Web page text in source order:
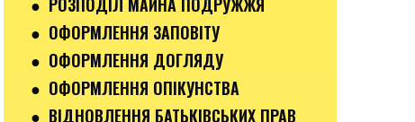
● ОФОРМЛЕННЯ ЗАПОВІТУ
● ОФОРМЛЕННЯ ДОГЛЯДУ
● ОФОРМЛЕННЯ ОПІКУНСТВА
● ВІДНОВЛЕННЯ БАТЬКІВСЬКИХ ПРАВ